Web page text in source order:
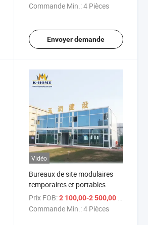
Commande Min.:4 Pièces
Envoyer demande
Vidéo
Bureaux de site modulaires
temporaires et portables
Prix FOB: 2 100,00-2 500,00 $US
Commande Min.:4 Pièces